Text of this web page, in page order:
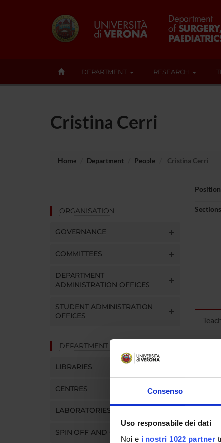
Consenso
Uso responsabile dei dati
Noi e i nostri 1022 partner
DEPARTMENT RESEARCH
Cristina Cerri
Home Department People Cristina Cerri
ORGANISATION
GOVERNANCE
COMMITTEES
DEPARTMENT
ADMINISTRATION OFFICES
STUDENT ADMINISTRATION
OFFICES
DEPARTMENT FACILITIES
LIBRARIES
CENTRES
LABORATORIES
SPIN OFF AND COMPANIES
Position
Sections